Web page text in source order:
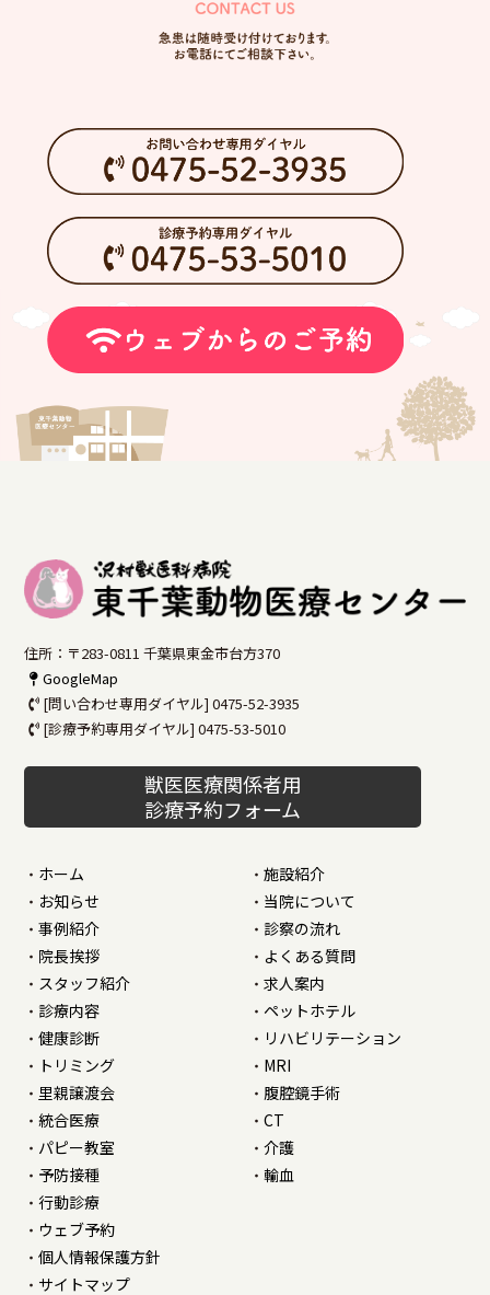
住所：〒283-0811 千葉県東金市台方370
GoogleMap
[問い合わせ専用ダイヤル] 0475-52-3935
[診療予約専用ダイヤル] 0475-53-5010
獣医医療関係者用
診療予約フォーム
ホーム
お知らせ
事例紹介
院長挨拶
スタッフ紹介
施設紹介
当院について
診察の流れ
よくある質問
求人案内
診療内容
健康診断
トリミング
里親譲渡会
統合医療
パピー教室
予防接種
ペットホテル
リハビリテーション
MRI
腹腔鏡手術
CT
介護
輸血
行動診療
ウェブ予約
個人情報保護方針
サイトマップ